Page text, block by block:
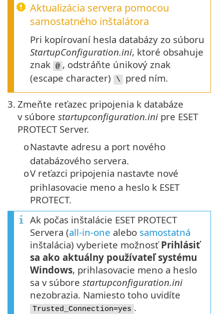
Aktualizácia servera pomocou
samostatného inštalátora
Pri kopírovaní hesla databázy zo súboru
StartupConfiguration.ini, ktoré obsahuje
znak
@ , odstráňte únikový znak
(escape character)
\ pred ním.
3. Zmeňte reťazec pripojenia k databáze
v súbore startupconfiguration.ini pre ESET
PROTECT Server.
oNastavte adresu a port nového
databázového servera.
oV reťazci pripojenia nastavte nové
prihlasovacie meno a heslo k ESET
PROTECT.
Ak počas inštalácie ESET PROTECT
Servera (all‑in‑one alebo samostatná
inštalácia) vyberiete možnosťPrihlásiť
sa ako aktuálny používateľ systému
Windows, prihlasovacie meno a heslo
sa v súbore startupconfiguration.ini
nezobrazia. Namiesto toho uvidíte
Trusted_Connection=yes .